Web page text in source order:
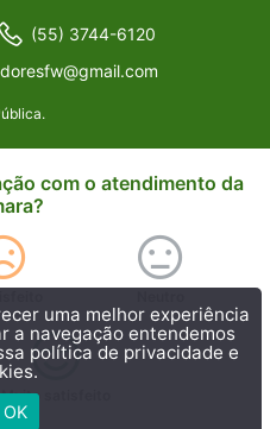
(55) 3744-6120
uma melhor experiência
a navegação entendemos
política de privacidade e
OK
com o atendimento da
Muito satisfeito